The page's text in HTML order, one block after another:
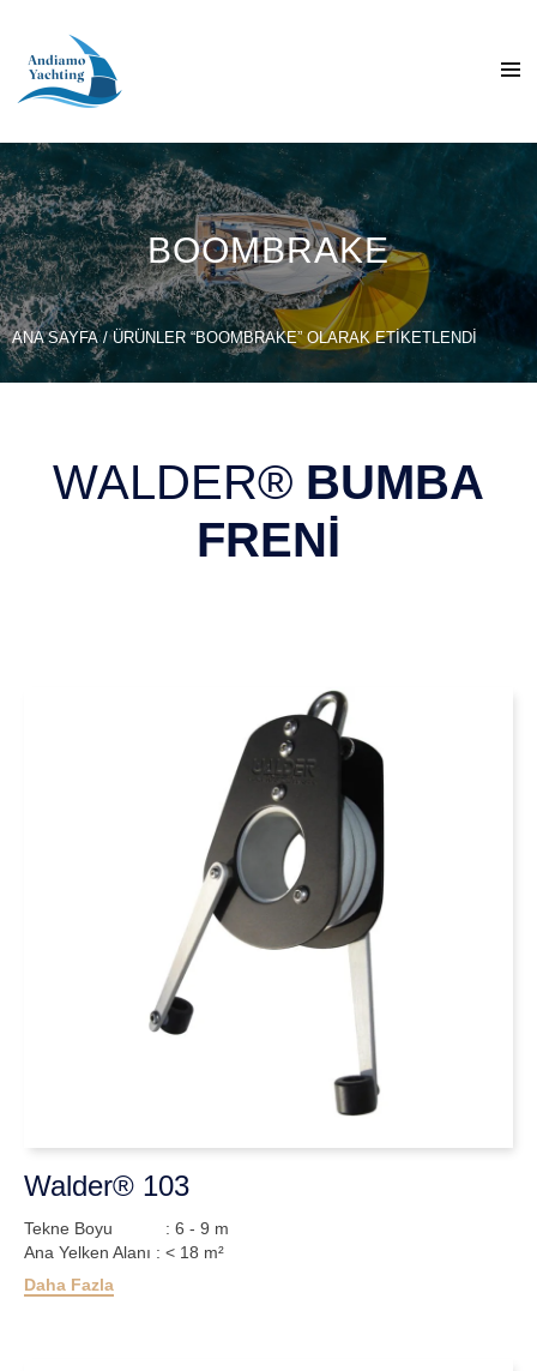
BOOMBRAKE
ANA SAYFA/ ÜRÜNLER “BOOMBRAKE” OLARAK ETIKETLENDI
WALDER® BUMBA
FRENİ
Walder® 103
Tekne Boyu : 6 - 9 m
Ana Yelken Alanı : < 18 m²
Daha Fazla